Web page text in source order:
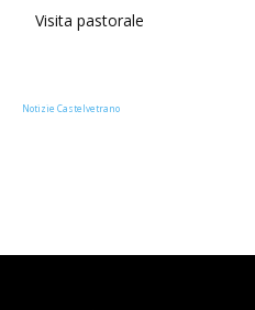
Visita pastorale
Notizie Castelvetrano